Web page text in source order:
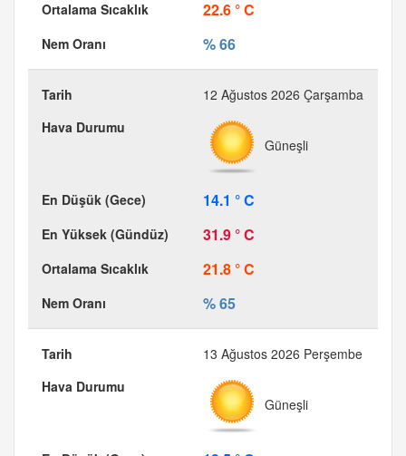
22.6 ° C
% 66
12 Ağustos 2026 Çarşamba
Güneşli
14.1 ° C
31.9 ° C
21.8 ° C
% 65
13 Ağustos 2026 Perşembe
Güneşli